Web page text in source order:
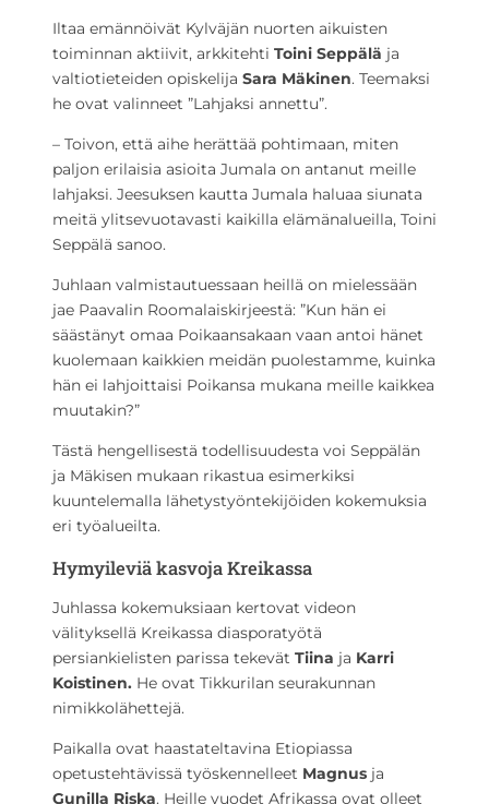
Iltaa emännöivät Kylväjän nuorten aikuisten
toiminnan aktiivit, arkkitehti Toini Seppälä ja
valtiotieteiden opiskelija Sara Mäkinen. Teemaksi
he ovat valinneet ”Lahjaksi annettu”.
– Toivon, että aihe herättää pohtimaan, miten
paljon erilaisia asioita Jumala on antanut meille
lahjaksi. Jeesuksen kautta Jumala haluaa siunata
meitä ylitsevuotavasti kaikilla elämänalueilla, Toini
Seppälä sanoo.
Juhlaan valmistautuessaan heillä on mielessään
jae Paavalin Roomalaiskirjeestä: ”Kun hän ei
säästänyt omaa Poikaansakaan vaan antoi hänet
kuolemaan kaikkien meidän puolestamme, kuinka
hän ei lahjoittaisi Poikansa mukana meille kaikkea
muutakin?”
Tästä hengellisestä todellisuudesta voi Seppälän
ja Mäkisen mukaan rikastua esimerkiksi
kuuntelemalla lähetystyöntekijöiden kokemuksia
eri työalueilta.
Hymyileviä kasvoja Kreikassa
Juhlassa kokemuksiaan kertovat videon
välityksellä Kreikassa diasporatyötä
persiankielisten parissa tekevät Tiina ja Karri
Koistinen. He ovat Tikkurilan seurakunnan
nimikkolähettejä.
Paikalla ovat haastateltavina Etiopiassa
opetustehtävissä työskennelleet Magnus ja
Gunilla Riska. Heille vuodet Afrikassa ovat olleet